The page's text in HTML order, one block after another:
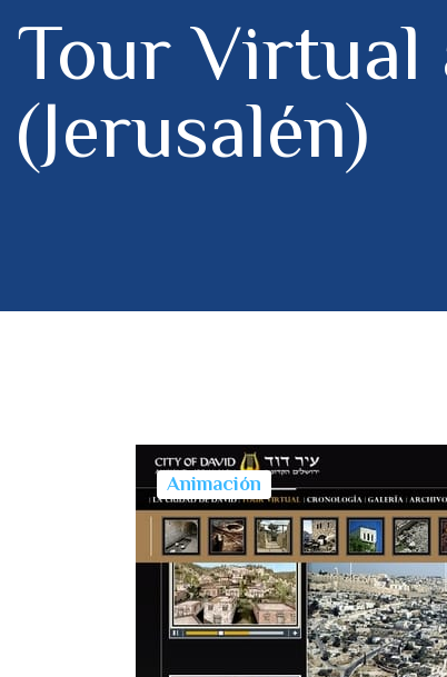
Tour Virtual
(Jerusalén)
Animación